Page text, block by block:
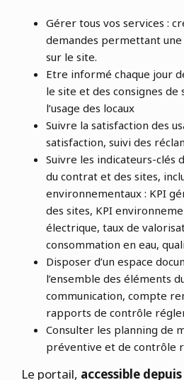
Gérer tous vos services :
demandes permettant
sur le site.
Etre informé chaque jour
le site et des consignes
l’usage des locaux
Suivre la satisfaction des
satisfaction, suivi des
Suivre les indicateurs-clés
du contrat et des sites,
environnementaux : KPI
des sites, KPI
électrique, taux de
consommation en eau,
Disposer d’un espace
l’ensemble des éléments
communication, compte
rapports de contrôle
Consulter les planning de
préventive et de contrôle
Le portail, accessible